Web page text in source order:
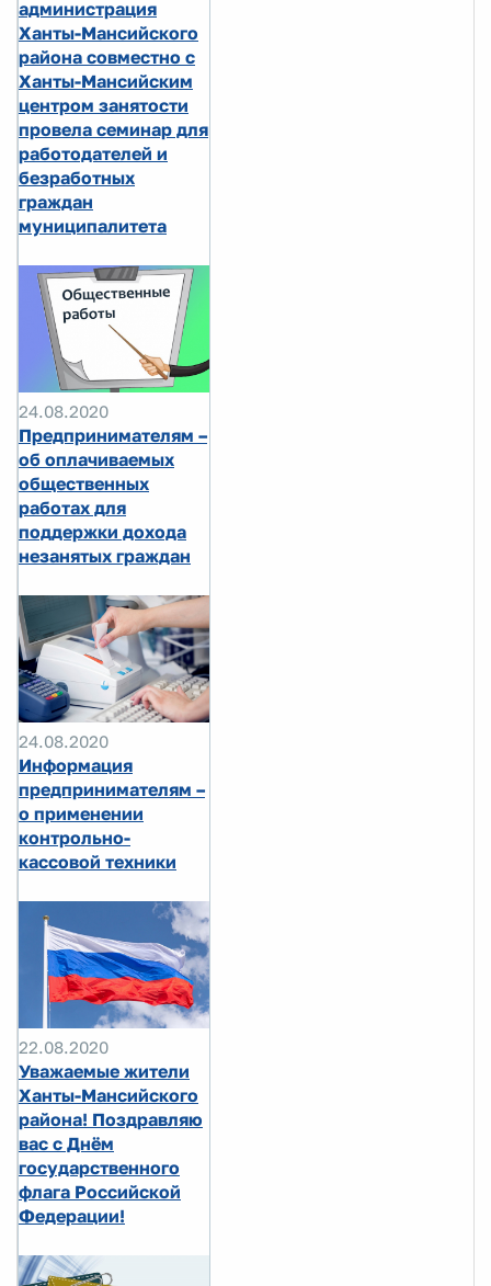
администрация
Ханты-Мансийского
района совместно с
Ханты-Мансийским
центром занятости
провела семинар для
работодателей и
безработных
граждан
муниципалитета
24.08.2020
Предпринимателям –
об оплачиваемых
общественных
работах для
поддержки дохода
незанятых граждан
24.08.2020
Информация
предпринимателям –
о применении
контрольно-
кассовой техники
22.08.2020
Уважаемые жители
Ханты-Мансийского
района! Поздравляю
вас с Днём
государственного
флага Российской
Федерации!